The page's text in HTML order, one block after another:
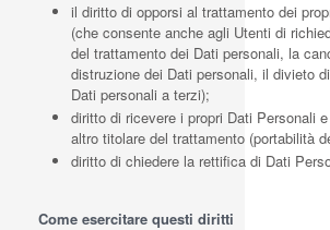
il diritto di opporsi al trattamento dei
(che consente anche agli Utenti di
del trattamento dei Dati personali, la
distruzione dei Dati personali, il divieto
Dati personali a terzi);
diritto di ricevere i propri Dati Personali
altro titolare del trattamento (portabilità
diritto di chiedere la rettifica di Dati
Come esercitare questi diritti